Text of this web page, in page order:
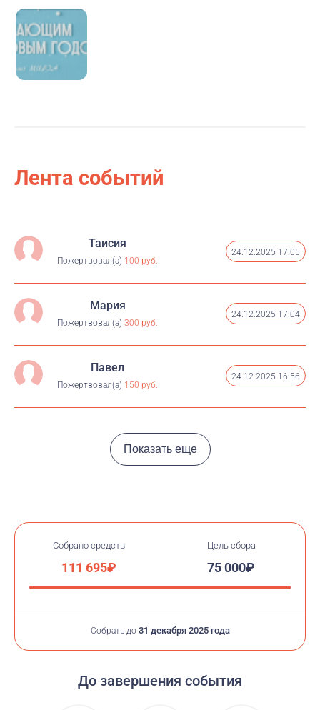
Лента событий
Таисия
Пожертвовал(а) 100 руб.
24.12.2025 17:05
Мария
Пожертвовал(а) 300 руб.
24.12.2025 17:04
Павел
Пожертвовал(а) 150 руб.
24.12.2025 16:56
Показать еще
Собрано средств
111 695₽
Цель сбора
75 000₽
Собрать до 31 декабря 2025 года
До завершения события